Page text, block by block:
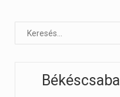
Békéscsaba